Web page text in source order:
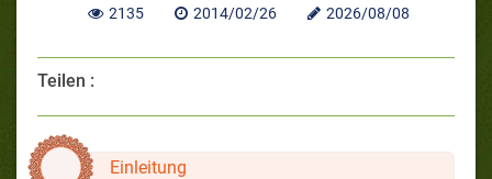
2135 2014/02/26 2026/08/08
Teilen :
Einleitung